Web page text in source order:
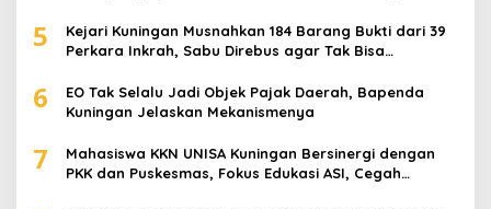
5
Kejari Kuningan Musnahkan 184 Barang Bukti dari 39
Perkara Inkrah, Sabu Direbus agar Tak Bisa
6
EO Tak Selalu Jadi Objek Pajak Daerah, Bapenda
Kuningan Jelaskan Mekanismenya
7
Mahasiswa KKN UNISA Kuningan Bersinergi dengan
PKK dan Puskesmas, Fokus Edukasi ASI, Cegah